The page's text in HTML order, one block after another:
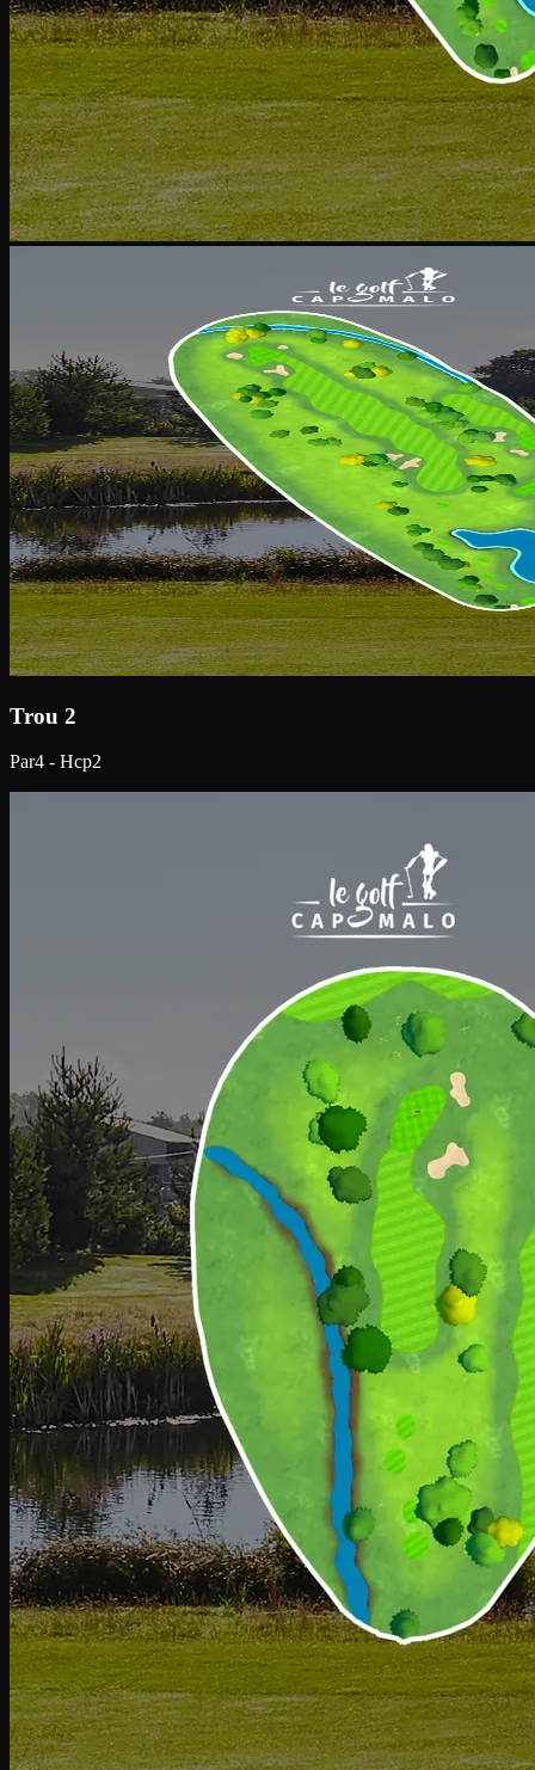
Trou 2
Par4 - Hcp2